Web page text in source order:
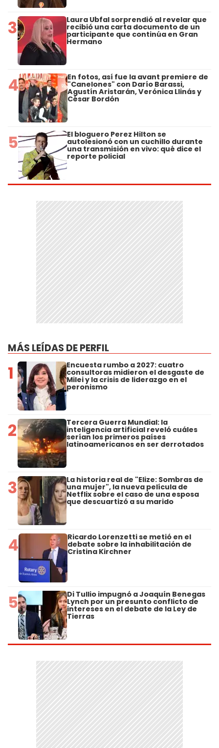
3 Laura Ubfal sorprendió al revelar que
recibió una carta documento de un
participante que continúa en Gran
Hermano
4 En fotos, así fue la avant premiere de
"Canelones" con Darío Barassi,
Agustín Aristarán, Verónica Llinás y
César Bordón
5 El bloguero Perez Hilton se
autolesionó con un cuchillo durante
una transmisión en vivo: qué dice el
reporte policial
MÁS LEÍDAS DE PERFIL
1 Encuesta rumbo a 2027: cuatro
consultoras midieron el desgaste de
Milei y la crisis de liderazgo en el
peronismo
2 Tercera Guerra Mundial: la
inteligencia artificial reveló cuáles
serían los primeros países
latinoamericanos en ser derrotados
3 La historia real de "Elize: Sombras de
una mujer", la nueva película de
Netflix sobre el caso de una esposa
que descuartizó a su marido
4 Ricardo Lorenzetti se metió en el
debate sobre la inhabilitación de
Cristina Kirchner
5 Di Tullio impugnó a Joaquín Benegas
Lynch por un presunto conflicto de
intereses en el debate de la Ley de
Tierras